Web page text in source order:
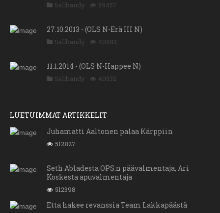
Salibandy 59457
27.10.2013 - (OLS N-Erä III N)
Salibandy 40582
11.1.2014 - (OLS N-Happee N)
Salibandy 40532
LUETUIMMAT ARTIKKELIT
Juhamatti Aaltonen palaa Kärppiin
512827
Seth Abladesta OPS:n päävalmentaja, Ari
Koskesta apuvalmentaja
512398
Etta hakee revanssia Team Lakkapäästä